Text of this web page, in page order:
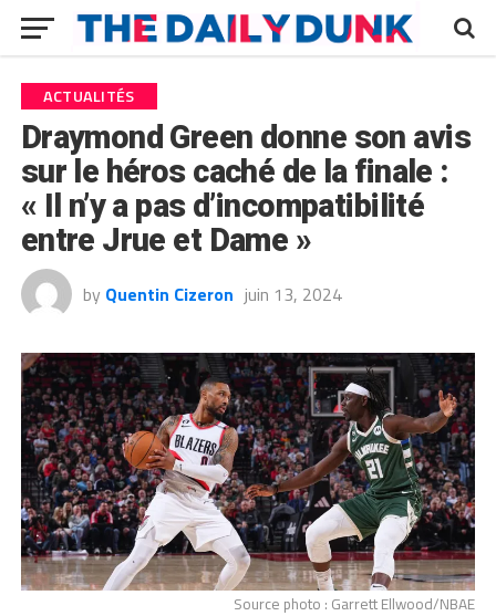
ACTUALITÉS
Draymond Green donne son avis
sur le héros caché de la finale :
« Il n’y a pas d’incompatibilité
entre Jrue et Dame »
by Quentin Cizeron juin 13, 2024
Source photo : Garrett Ellwood/NBAE